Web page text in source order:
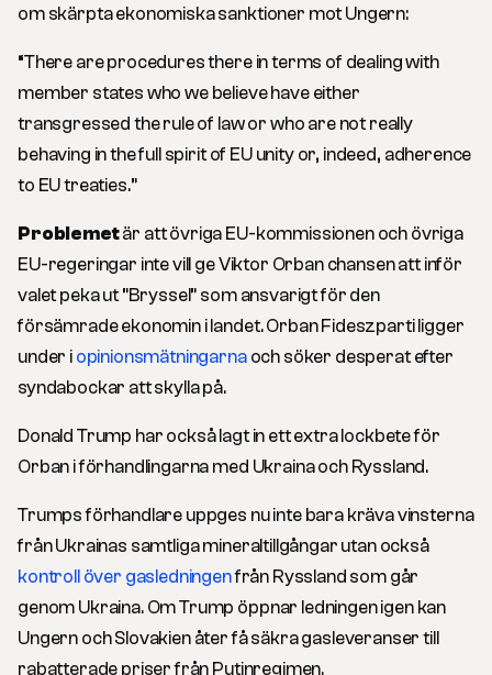
om skärpta ekonomiska sanktioner mot Ungern:
“There are procedures there in terms of dealing with
member states who we believe have either
transgressed the rule of law or who are not really
behaving in the full spirit of EU unity or, indeed, adherence
to EU treaties.”
Problemetär att övriga EU-kommissionen och övriga
EU-regeringar inte vill ge Viktor Orban chansen att inför
valet peka ut ”Bryssel” som ansvarigt för den
försämrade ekonomin i landet. Orban Fideszparti ligger
under i opinionsmätningarnaoch söker desperat efter
syndabockar att skylla på.
Donald Trump har också lagt in ett extra lockbete för
Orban i förhandlingarna med Ukraina och Ryssland.
Trumps förhandlare uppges nu inte bara kräva vinsterna
från Ukrainas samtliga mineraltillgångar utan också
kontroll över gasledningenfrån Ryssland som går
genom Ukraina. Om Trump öppnar ledningen igen kan
Ungern och Slovakien åter få säkra gasleveranser till
rabatterade priser från Putinregimen.